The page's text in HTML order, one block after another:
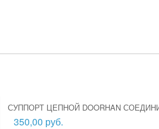
СУППОРТ ЦЕПНОЙ DOORHAN
350,00 руб.